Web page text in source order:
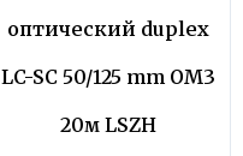
оптический duplex
LC-SC 50/125 mm OM3
20м LSZH